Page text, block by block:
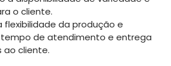
o cliente.
flexibilidade da produção e
de atendimento e entrega
ao cliente.